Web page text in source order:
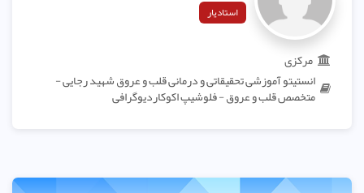
استادیار
مرکزی
انستیتو آموزشی تحقیقاتی و درمانی قلب و عروق شهید رجایی -
متخصص قلب و عروق - فلوشیپ اکوکاردیوگرافی